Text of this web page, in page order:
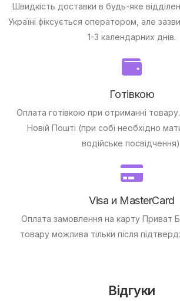
Швидкість доставки в будь-яке
Україні фіксується оператором, але
1-3 календарних днів.
Готівкою
Оплата готівкою при отриманні товару.
Новій Пошті (при собі необхідно
водійське
Visa и MasterCard
Оплата замовлення на карту Приват
товару можлива тільки після
Відгуки